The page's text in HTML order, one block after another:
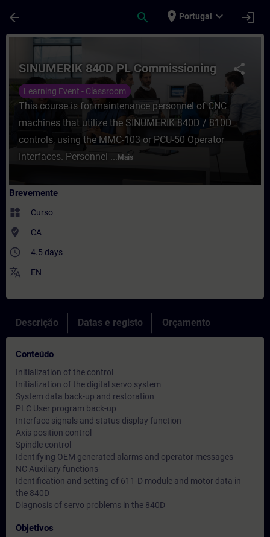
arrow_back search place Portugal expand_more login
Curso - SINUMERIK 840D PL
share
SINUMERIK 840D PL Commissioning
Learning Event - Classroom
This course is for maintenance personnel of CNC
machines that utilize the SINUMERIK 840D / 810D
controls, using the MMC-103 or PCU-50 Operator
Interfaces. Personnel ... Mais
Brevemente
widgets Curso
where_to_vote CA
access_time 4.5 days
translate EN
Descrição Datas e registo Orçamento
Conteúdo
Initialization of the control
Initialization of the digital servo system
System data back-up and restoration
PLC User program back-up
Interface signals and status display function
Axis position control
Spindle control
Identifying OEM generated alarms and operator messages
NC Auxiliary functions
Identification and setting of 611-D module and motor data in
the 840D
Diagnosis of servo problems in the 840D
Objetivos